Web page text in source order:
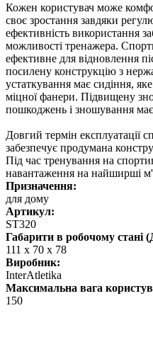
Кожен користувач може
своє зростання завдяки
ефективність використання
можливості тренажера.
ефективне для відновлення
посилену конструкцію з
устаткування має сидіння,
міцної фанери. Підвищену
пошкоджень і зношування
Довгий термін експлуатації
забезпечує продумана
Під час тренування на
навантаження на найширші
Призначення:
для дому
Артикул:
ST320
Габарити в робочому
111 x 70 x 78
Виробник:
InterAtletika
Максимальна вага
150